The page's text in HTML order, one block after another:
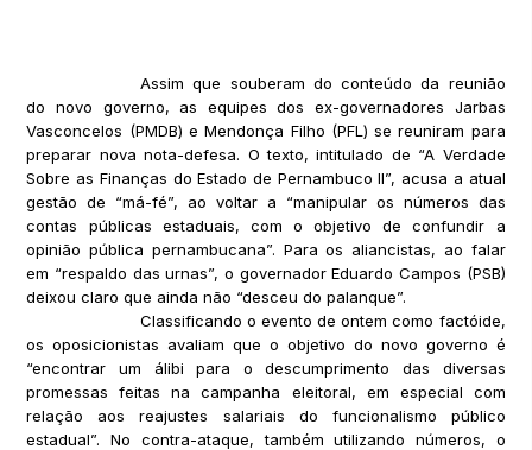
Assim que souberam do conteúdo da reunião
do novo governo, as equipes dos ex-governadores Jarbas
Vasconcelos (PMDB) e Mendonça Filho (PFL) se reuniram para
preparar nova nota-defesa. O texto, intitulado de “A Verdade
Sobre as Finanças do Estado de Pernambuco II”, acusa a atual
gestão de “má-fé”, ao voltar a “manipular os números das
contas públicas estaduais, com o objetivo de confundir a
opinião pública pernambucana”. Para os aliancistas, ao falar
em “respaldo das urnas”, o governador Eduardo Campos (PSB)
deixou claro que ainda não “desceu do palanque”.
Classificando o evento de ontem como factóide,
os oposicionistas avaliam que o objetivo do novo governo é
“encontrar um álibi para o descumprimento das diversas
promessas feitas na campanha eleitoral, em especial com
relação aos reajustes salariais do funcionalismo público
estadual”. No contra-ataque, também utilizando números, o